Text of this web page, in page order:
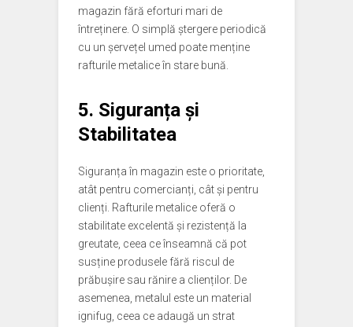
magazin fără eforturi mari de
întreținere. O simplă ștergere periodică
cu un șervețel umed poate menține
rafturile metalice în stare bună.
5. Siguranța și
Stabilitatea
Siguranța în magazin este o prioritate,
atât pentru comercianți, cât și pentru
clienți. Rafturile metalice oferă o
stabilitate excelentă și rezistență la
greutate, ceea ce înseamnă că pot
susține produsele fără riscul de
prăbușire sau rănire a clienților. De
asemenea, metalul este un material
ignifug, ceea ce adaugă un strat